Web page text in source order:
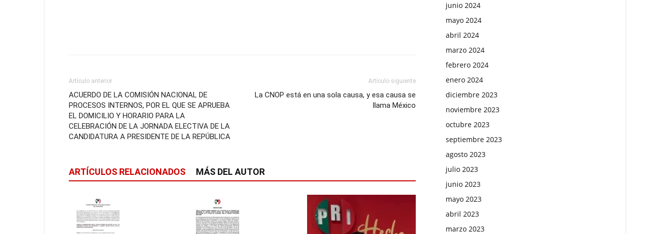
Artículo anterior
ACUERDO DE LA COMISIÓN NACIONAL DE
PROCESOS INTERNOS, POR EL QUE SE APRUEBA
EL DOMICILIO Y HORARIO PARA LA
CELEBRACIÓN DE LA JORNADA ELECTIVA DE LA
CANDIDATURA A PRESIDENTE DE LA REPÚBLICA
Artículo siguiente
La CNOP está en una sola causa, y esa causa se
llama México
ARTÍCULOS RELACIONADOS MÁS DEL AUTOR
junio 2024
mayo 2024
abril 2024
marzo 2024
febrero 2024
enero 2024
diciembre 2023
noviembre 2023
octubre 2023
septiembre 2023
agosto 2023
julio 2023
junio 2023
mayo 2023
abril 2023
marzo 2023